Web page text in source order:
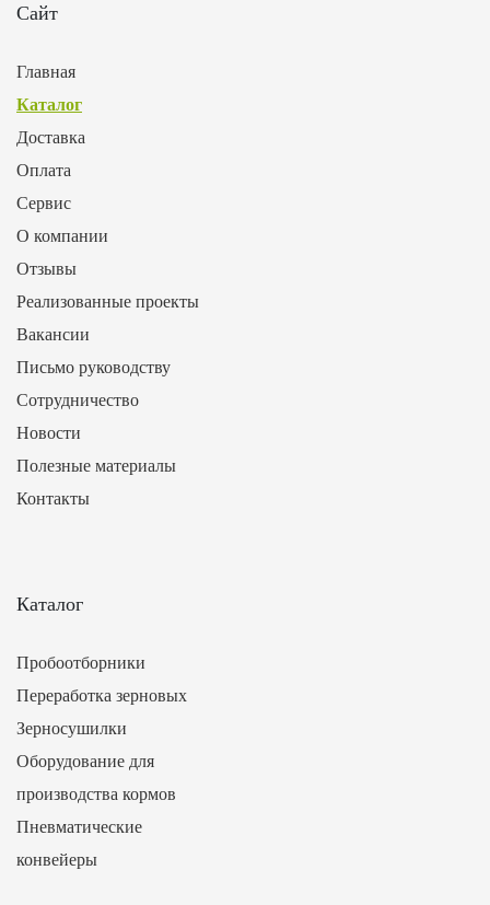
Сайт
Главная
Каталог
Доставка
Оплата
Сервис
О компании
Отзывы
Реализованные проекты
Вакансии
Письмо руководству
Сотрудничество
Новости
Полезные материалы
Контакты
Каталог
Пробоотборники
Переработка зерновых
Зерносушилки
Оборудование для
производства кормов
Пневматические
конвейеры